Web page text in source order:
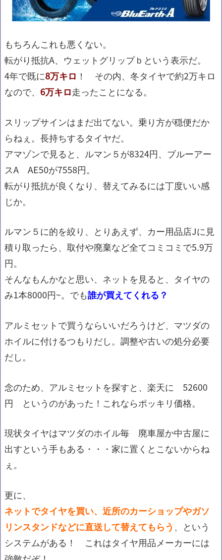
もちろんこれも悪くない。
転がり抵抗A、ウェットグリップｂという表示だ。
4年で既に8万キロ ！ その内、冬タイヤで約2万キロ
なので、 6万キロ走ったことになる。
スリップサインはまだ出てない。乗り方が穏便だか
らねぇ。長持ちするタイヤだ。
アマゾンで見ると、ルマン５が8324円、ブルーアー
スA AE50が7558円。
転がり抵抗が良くなり、替えてみるには丁度いい感
じか。
ルマン５に的を絞り、とりあえず、カー用品店Jに見
積り取ったら、取付や廃棄など全てコミコミで5.9万
円。
そんなもんかなと思い、ネットを見ると、タイヤの
み1本8000円~。でも誰が買えてくれる？
アルミセットで買うならいいだろうけど、マツダの
ホイルに付けるつもりだし。調整や古いの処分必要
だし。
念のため、アルミセットを探すと、楽天に 52600
円 というのがあった！これならポッキリ価格。
現状タイヤはマツダのホイル毎 廃車屋か中古屋に
出すという手もある・・・家に置くとこないからね
ぇ。
更に、
ネットでタイヤを買い、近所のカーショップやガソ
リンスタンドなどに直送して替えてもらう 、という
システムがある！ これはタイヤ用品メーカーには